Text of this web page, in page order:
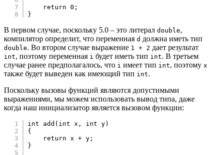
return
0 ;
}
В первом случае, поскольку 5.0 – это литерал double,
компилятор определит, что переменная d должна иметь тип
double. Во втором случае выражение 1 + 2 дает результат
int, поэтому переменная i будет иметь тип int. В третьем
случае ранее предполагалось, что i имеет тип int, поэтому x
также будет выведен как имеющий тип int.
Поскольку вызовы функций являются допустимыми
выражениями, мы можем использовать вывод типа, даже
когда наш инициализатор является вызовом функции:
int add ( int x , int y)
{
return x + y ;
}